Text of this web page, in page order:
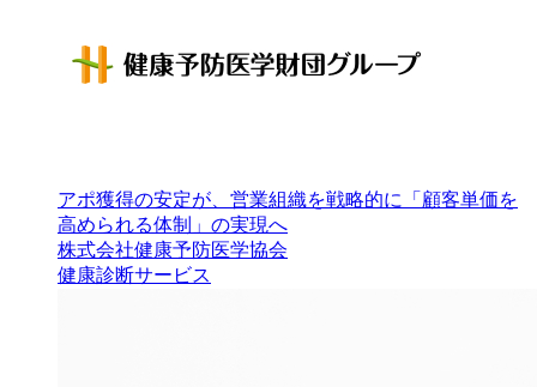
アポ獲得の安定が、営業組織を戦略的に「顧客単価を
高められる体制」の実現へ
株式会社健康予防医学協会
健康診断サービス